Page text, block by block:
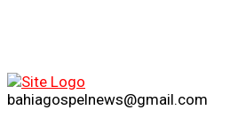
bahiagospelnews@gmail.com